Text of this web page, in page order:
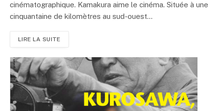
cinématographique. Kamakura aime le cinéma. Située à une
cinquantaine de kilomètres au sud-ouest...
LIRE LA SUITE